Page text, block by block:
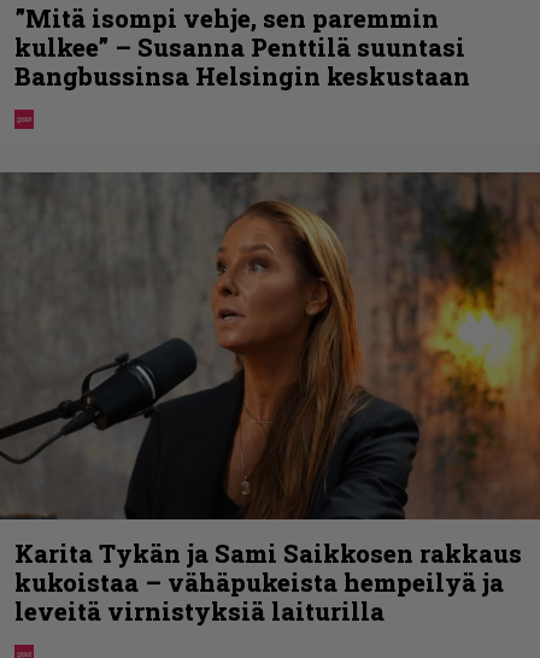
”Mitä isompi vehje, sen paremmin
kulkee” – Susanna Penttilä suuntasi
Bangbussinsa Helsingin keskustaan
Karita Tykän ja Sami Saikkosen rakkaus
kukoistaa – vähäpukeista hempeilyä ja
leveitä virnistyksiä laiturilla